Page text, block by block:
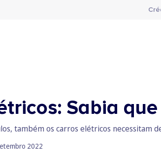
Sabia
também os carros elétricos necessitam
2022